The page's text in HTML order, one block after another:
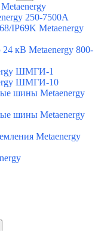
250-7500A
IP69K Metaenergy
кВ Metaenergy 800-
ШМГИ-1
ШМГИ-10
шины Metaenergy
шины Metaenergy
Metaenergy